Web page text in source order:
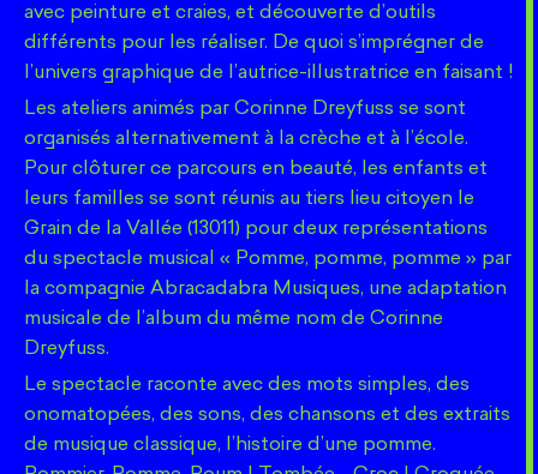
podcast, d’une exposition ou encore d’un poker
littéraire ou un Escape Game…La bibliothèque comme
tiers lieu, le livre comme objet de rencontre, l’auteur
comme acteur de transmission, offrent l’opportunité
de fabriquer de nouveaux espaces de partage, de
découvertes de soi et de l’autre. Ces ateliers sont
l’occasion d’arpenter les rayonnages de la
bibliothèque, de s’y inscrire, d’y prendre ses
marques… et d’y revenir. Depuis 2021 et jusqu’en 2024,
Tous les chemins mènent à la bibliothèques’est
déployé autour de 27 circuits. L’année 2023-2024
marque une année de transition car le Contrat
Territoire Lecture prend fin ; aussi un tournant
s’opère.
Direction de la publication : Nadia Champesme et Fabienne
Pavia
Responsable de la rédaction : Julie Nancy-Ayache
Conception du site, création graphique : Benoît Paqueteau
Développement :
Benoît Mislin
Traitement des données recueillies
Les informations recueillies font l’objet d’un traitement
informatique et sont destinées au service communication de
l’association. En application des articles 39 et suivants de la loi
du 6 janvier 1978 modifiée, vous bénéficiez d’un droit d’accès
et de rectification aux informations qui vous concernent. Si
vous souhaitez exercer ce droit et obtenir communication
des informations vous concernant, veuillez vous adresser à :
contact@deslivrescommedesidees.com
Utilisation du site internet tousleschemins.ohlesbeauxjours.fr
Un projet de médiation littéraire à l’échelle locale
et régionale depuis 2021 !
Plus de 2 500 participations
570 heures d’ateliers
40 parcours déployés
34 autrices et auteurs sur le territoire
avec peinture et craies, et découverte d’outils
différents pour les réaliser. De quoi s’imprégner de
l’univers graphique de l’autrice-illustratrice en faisant !
Les ateliers animés par Corinne Dreyfuss se sont
organisés alternativement à la crèche et à l’école.
Pour clôturer ce parcours en beauté, les enfants et
leurs familles se sont réunis au tiers lieu citoyen le
Grain de la Vallée (13011) pour deux représentations
du spectacle musical « Pomme, pomme, pomme » par
la compagnie Abracadabra Musiques, une adaptation
musicale de l’album du même nom de Corinne
Dreyfuss.
Le spectacle raconte avec des mots simples, des
onomatopées, des sons, des chansons et des extraits
de musique classique, l’histoire d’une pomme.
3
3
40